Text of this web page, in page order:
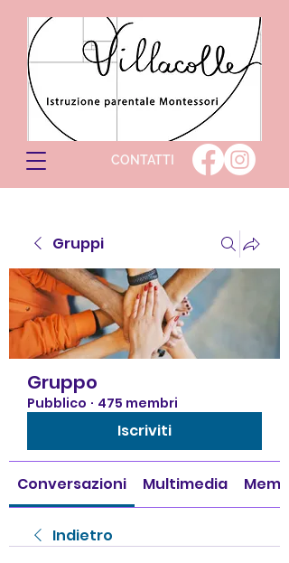
CONTATTI
Gruppi
Gruppo
Pubblico · 475 membri
Iscriviti
Conversazioni Multimedia
Indietro